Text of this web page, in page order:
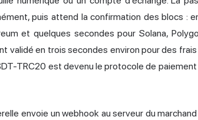
puis attend la confirmation des blocs :
et quelques secondes pour Solana,
validé en trois secondes environ pour des frais
TRC20 est devenu le protocole de
envoie un webhook au serveur du